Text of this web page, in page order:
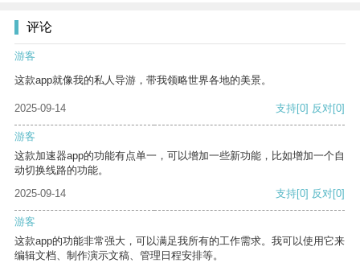
评论
游客
这款app就像我的私人导游，带我领略世界各地的美景。
2025-09-14 支持[0] 反对[0]
游客
这款加速器app的功能有点单一，可以增加一些新功能，比如增加一个自
动切换线路的功能。
2025-09-14
支持[0] 反对[0]
游客
这款app的功能非常强大，可以满足我所有的工作需求。我可以使用它来
编辑文档、制作演示文稿、管理日程安排等。